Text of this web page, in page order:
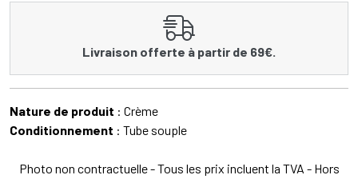
Livraison offerte à partir de 69€.
Nature de produit : Crème
Conditionnement : Tube souple
Photo non contractuelle - Tous les prix incluent la TVA - Hors